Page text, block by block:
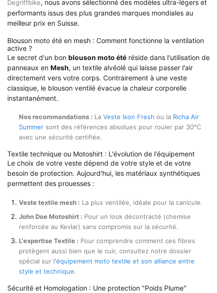
Degriffbike, nous avons sélectionné des modèles ultra-légers et
performants issus des plus grandes marques mondiales au
meilleur prix en Suisse.
Blouson moto été en mesh : Comment fonctionne la ventilation
active ?
Le secret d'un bon blouson moto été réside dans l'utilisation de
panneaux en Mesh, un textile alvéolé qui laisse passer l'air
directement vers votre corps. Contrairement à une veste
classique, le blouson ventilé évacue la chaleur corporelle
instantanément.
Nos recommandations : La Veste Ixon Fresh ou la Richa Air
Summer sont des références absolues pour rouler par 30°C
avec une sécurité certifiée.
Textile technique ou Motoshirt : L'évolution de l'équipement
Le choix de votre veste dépend de votre style et de votre
besoin de protection. Aujourd'hui, les matériaux synthétiques
permettent des prouesses :
Veste textile mesh : La plus ventilée, idéale pour la canicule.
John Doe Motoshirt : Pour un look décontracté (chemise
renforcée au Kevlar) sans compromis sur la sécurité.
L'expertise Textile : Pour comprendre comment ces fibres
protègent aussi bien que le cuir, consultez notre dossier
spécial sur l'équipement moto textile et son alliance entre
style et technique.
Sécurité et Homologation : Une protection "Poids Plume"